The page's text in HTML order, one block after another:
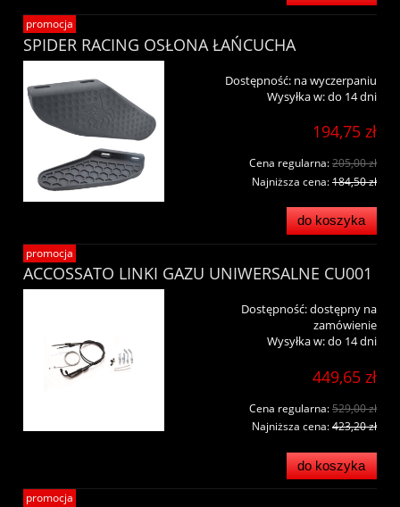
SPIDER RACING OSŁONA ŁAŃCUCHA
Dostępność: na wyczerpaniu
Wysyłka w:do 14 dni
194,75 zł
Cena regularna:205,00 zł
Najniższa cena:184,50 zł
do koszyka
promocja
ACCOSSATO LINKI GAZU UNIWERSALNE CU001
Dostępność:dostępny na
zamówienie
Wysyłka w:do 14 dni
449,65 zł
Cena regularna:529,00 zł
Najniższa cena:423,20 zł
do koszyka
promocja
promocja